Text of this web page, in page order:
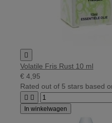

Volatile Fris Rust 10 ml
€ 4,95
Rated out of 5 stars based
 
In winkelwagen